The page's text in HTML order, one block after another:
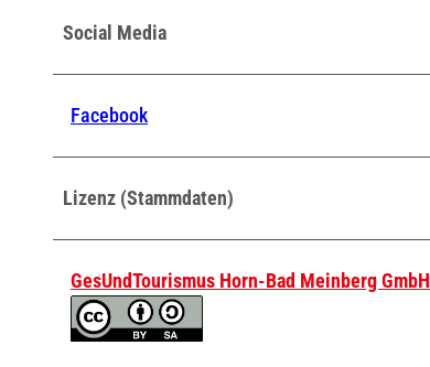
Social Media
Facebook
Lizenz (Stammdaten)
GesUndTourismus Horn-Bad Meinberg GmbH